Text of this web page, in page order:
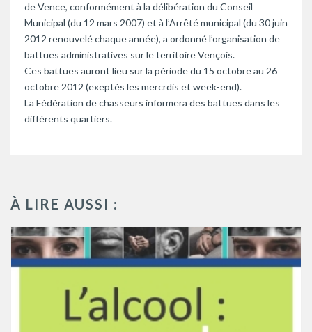
de Vence, conformément à la délibération du Conseil
Municipal (du 12 mars 2007) et à l’Arrêté municipal (du 30 juin
2012 renouvelé chaque année), a ordonné l’organisation de
battues administratives sur le territoire Vençois.
Ces battues auront lieu sur la période du 15 octobre au 26
octobre 2012 (exeptés les mercrdis et week-end).
La Fédération de chasseurs informera des battues dans les
différents quartiers.
À LIRE AUSSI :